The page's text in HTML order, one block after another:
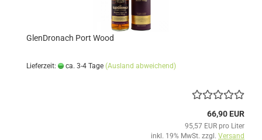
GlenDronach Port Wood
Lieferzeit: ca. 3-4 Tage (Ausland abweichend)
66,90 EUR
95,57 EUR pro Liter
inkl. 19% MwSt. zzgl. Versand